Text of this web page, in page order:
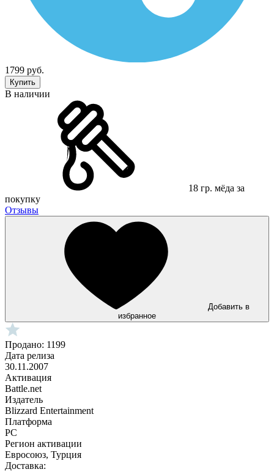
1799 руб.
Купить
В наличии
18 гр. мёда за
покупку
Отзывы
Добавить в
избранное
Продано: 1199
Дата релиза
30.11.2007
Активация
Battle.net
Издатель
Blizzard Entertainment
Платформа
PC
Регион активации
Евросоюз, Турция
Доставка: